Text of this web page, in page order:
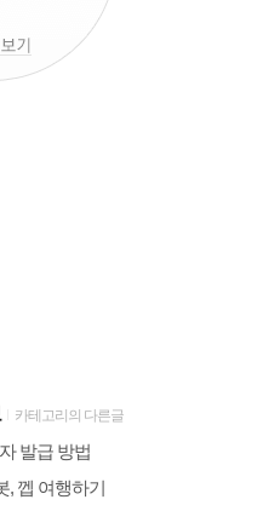
카테고리의 다른글
발급 방법
, 껩 여행하기